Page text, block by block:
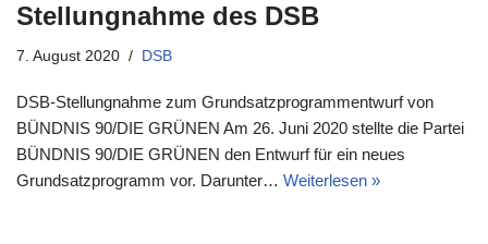
Stellungnahme des DSB
7. August 2020 DSB
DSB-Stellungnahme zum Grundsatzprogrammentwurf von
BÜNDNIS 90/DIE GRÜNEN Am 26. Juni 2020 stellte die Partei
BÜNDNIS 90/DIE GRÜNEN den Entwurf für ein neues
Grundsatzprogramm vor. Darunter… Weiterlesen »